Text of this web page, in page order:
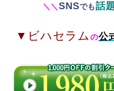
＼ ＼SNSでも話
▼ビハセラムの公